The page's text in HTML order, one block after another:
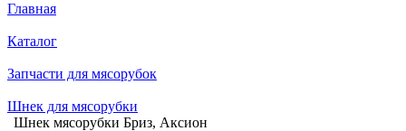
Главная
Каталог
Запчасти для мясорубок
Шнек для мясорубки
Шнек мясорубки Бриз, Аксион